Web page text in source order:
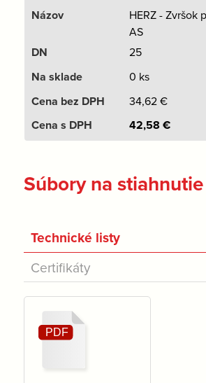
HERZ - Zvršok
AS
25
0 ks
34,62€
42,58 €
Súbory na stiahnutie
Technické listy
Certifikáty